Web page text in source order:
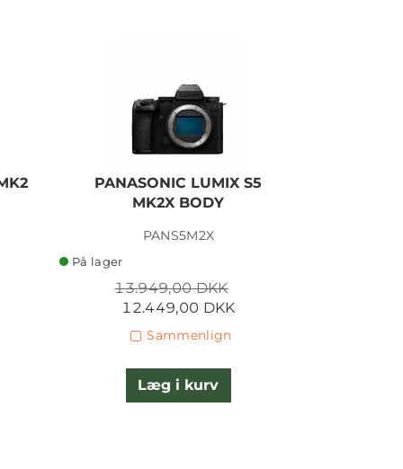
PANASONIC LUMIX S5
MK2X BODY
PANS5M2X
På lager
13.949,00 DKK
12.449,00 DKK
Sammenlign
Læg i kurv